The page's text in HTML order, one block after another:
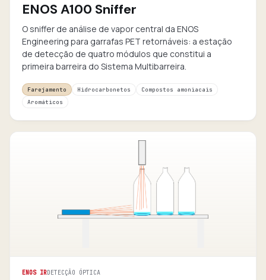
ENOS A100 Sniffer
O sniffer de análise de vapor central da ENOS
Engineering para garrafas PET retornáveis: a estação
de detecção de quatro módulos que constitui a
primeira barreira do Sistema Multibarreira.
Farejamento Hidrocarbonetos
Compostos amoniacais
Aromáticos
ENOS IRDETECÇÃO ÓPTICA